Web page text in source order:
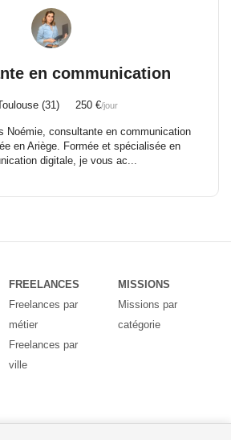
en communication
(31) 250 €/jour
Noémie, consultante en communication
en Ariège. Formée et spécialisée en
digitale, je vous ac...
FREELANCES
Freelances par
métier
Freelances par
ville
MISSIONS
Missions par
catégorie